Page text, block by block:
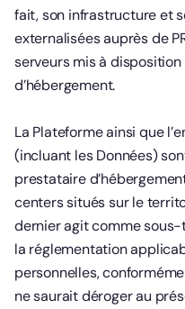
fait, son infrastructure et
externalisées auprès de
serveurs mis à disposition
d’hébergement.
La Plateforme ainsi que
(incluant les Données)
prestataire
centers situés sur le
dernier agit comme sous-
la réglementation
personnelles,
ne saurait déroger au